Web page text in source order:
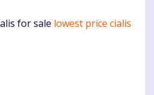
for sale lowest price cialis